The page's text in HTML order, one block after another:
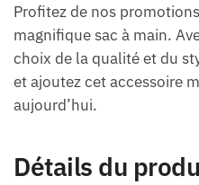
Profitez de nos
magnifique sac à main.
choix de la qualité et du
et ajoutez cet accessoire
aujourd’hui.
Détails du